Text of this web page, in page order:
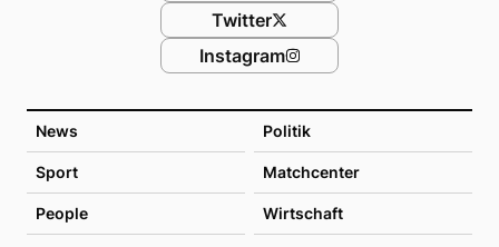
News Politik
Sport Matchcenter
People Wirtschaft
Twitter
Instagram